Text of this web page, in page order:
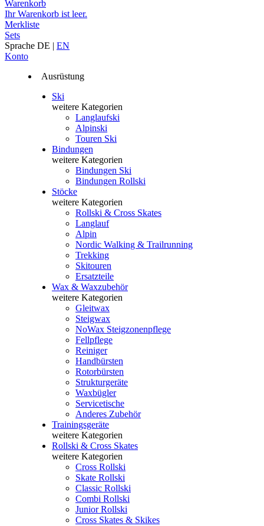
Warenkorb
Ihr Warenkorb ist leer.
Merkliste
Sets
Sprache DE | EN
Konto
Ausrüstung
Ski
weitere Kategorien
Langlaufski
Alpinski
Touren Ski
Bindungen
weitere Kategorien
Bindungen Ski
Bindungen Rollski
Stöcke
weitere Kategorien
Rollski & Cross Skates
Langlauf
Alpin
Nordic Walking & Trailrunning
Trekking
Skitouren
Ersatzteile
Wax & Waxzubehör
weitere Kategorien
Gleitwax
Steigwax
NoWax Steigzonenpflege
Fellpflege
Reiniger
Handbürsten
Rotorbürsten
Strukturgeräte
Waxbügler
Servicetische
Anderes Zubehör
Trainingsgeräte
weitere Kategorien
Rollski & Cross Skates
weitere Kategorien
Cross Rollski
Skate Rollski
Classic Rollski
Combi Rollski
Junior Rollski
Cross Skates & Skikes